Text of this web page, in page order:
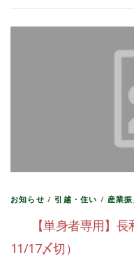
お知らせ / 引越・住い /産業
【単身者専用】
11/17〆切）